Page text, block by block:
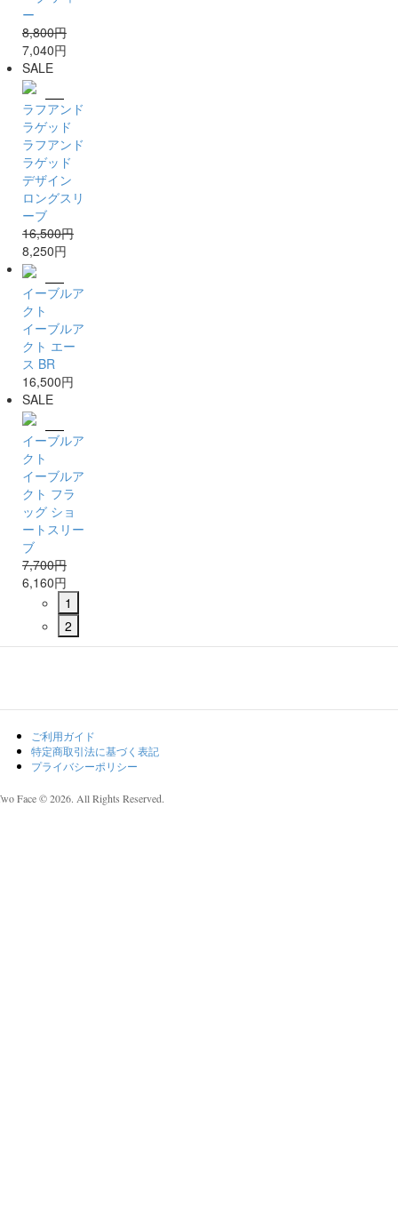
ー
8,800円
7,040円
SALE
ラフアンド
ラゲッド
ラフアンド
ラゲッド
デザイン
ロングスリ
ーブ
16,500円
8,250円
イーブルア
クト
イーブルア
クト エー
ス BR
16,500円
SALE
イーブルア
クト
イーブルア
クト フラ
ッグ ショ
ートスリー
ブ
7,700円
6,160円
1
2
ご利用ガイド
特定商取引法に基づく表記
プライバシーポリシー
Face © 2026. All Rights Reserved.